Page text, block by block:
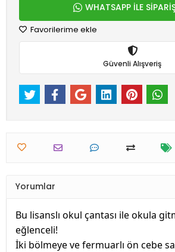
WHATSAPP İLE
Favorilerime ekle
Güvenli Alışveriş
Yorumlar
Bu lisanslı okul çantası ile okula
eğlenceli!
İki bölmeye ve fermuarlı ön cebe